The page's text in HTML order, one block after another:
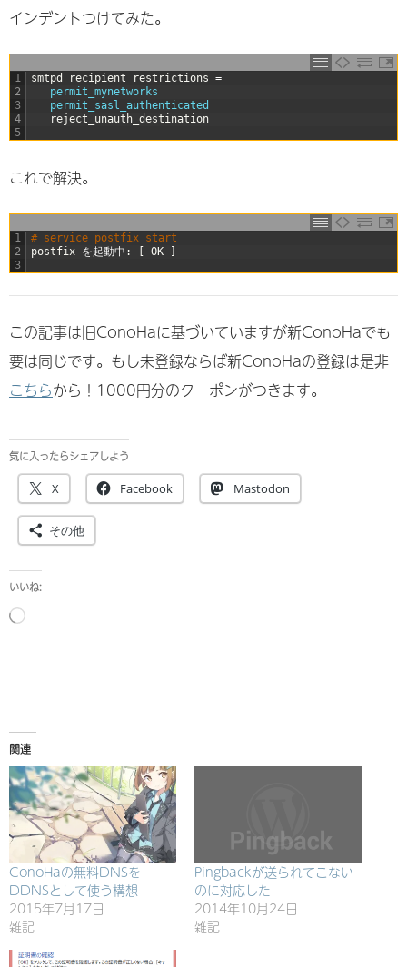
インデントつけてみた。
1
2
3
4
5
smtpd_recipient_restrictions =
permit_mynetworks
permit_sasl_authenticated
reject_unauth_destination
これで解決。
1
2
3
# service postfix start
postfix を起動中 : OK
この記事は旧ConoHaに基づいていますが新ConoHaでも
要は同じです。もし未登録ならば新ConoHaの登録は是非
こちらから！1000円分のクーポンがつきます。
気に入ったらシェアしよう
X Facebook Mastodon
その他
いいね:
読
関連
ConoHaの無料DNSを
DDNSとして使う構想
2015年7月17日
雑記
Pingbackが送られてこない
のに対応した
2014年10月24日
雑記